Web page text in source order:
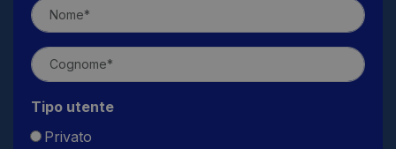
Tipo utente
Privato